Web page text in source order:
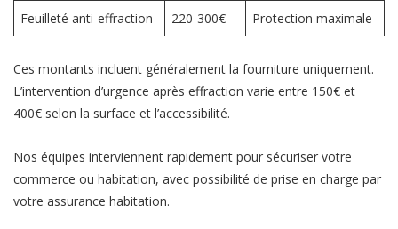
Feuilleté anti-effraction 220-300€ Protection maximale
Ces montants incluent généralement la fourniture uniquement.
L’intervention d’urgence après effraction varie entre 150€ et
400€ selon la surface et l’accessibilité.
Nos équipes interviennent rapidement pour sécuriser votre
commerce ou habitation, avec possibilité de prise en charge par
votre assurance habitation.